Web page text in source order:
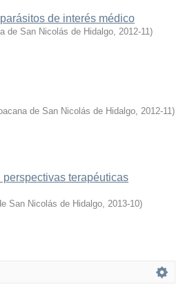
de interés médico
de San Nicolás de Hidalgo, 2012-11)
de San Nicolás de Hidalgo, 2012-11)
terapéuticas
San Nicolás de Hidalgo, 2013-10)